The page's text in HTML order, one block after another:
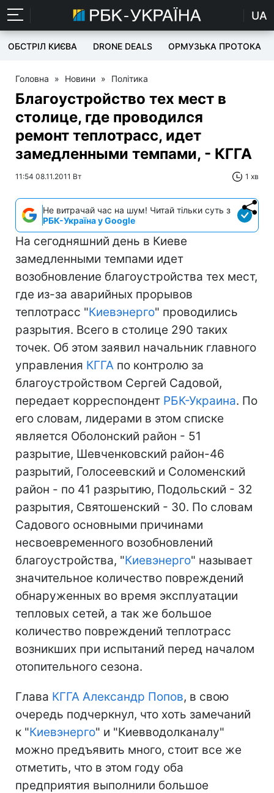
UA
ОБСТРІЛ КИЄВА DRONE DEALS ОРМУЗЬКА ПРОТОКА
Головна » Новини » Політика
Благоустройство тех мест в
столице, где проводился
ремонт теплотрасс, идет
замедленными темпами, - КГГА
11:54 08.11.2011 Вт 1 хв
Не витрачай час на шум! Читай тільки суть з
РБК-Україна у Google
На сегодняшний день в Киеве
замедленными темпами идет
возобновление благоустройства тех мест,
где из-за аварийных прорывов
теплотрасс "Киевэнерго" проводились
разрытия. Всего в столице 290 таких
точек. Об этом заявил начальник главного
управления КГГА по контролю за
благоустройством Сергей Садовой,
передает корреспондент РБК-Украина. По
его словам, лидерами в этом списке
является Оболонский район - 51
разрытие, Шевченковский район-46
разрытий, Голосеевский и Соломенский
район - по 41 разрытию, Подольский - 32
разрытия, Святошенский - 30. По словам
Садового основными причинами
несвоевременного возобновлений
благоустройства, "Киевэнерго" называет
значительное количество повреждений
обнаруженных во время эксплуатации
тепловых сетей, а так же большое
количество повреждений теплотрасс
возникших при испытаний перед началом
отопительного сезона.
Глава КГГА Александр Попов, в свою
очередь подчеркнул, что хоть замечаний
к "Киевэнерго" и "Киевводолканалу"
можно предъявить много, стоит все же
отметить, что в этом году оба
предприятия выполнили большое